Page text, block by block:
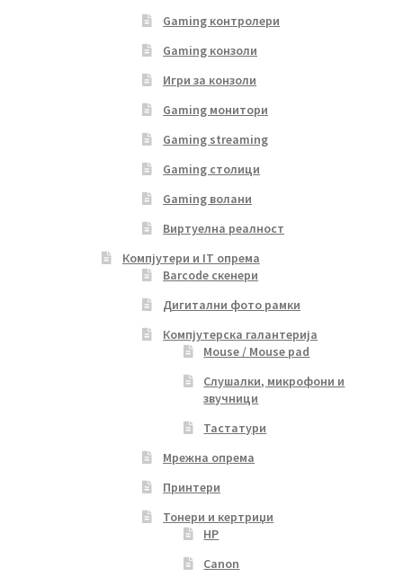
Gaming контролери
Gaming конзоли
Игри за конзоли
Gaming монитори
Gaming streaming
Gaming столици
Gaming волани
Виртуелна реалност
Компјутери и IT опрема
Barcode скенери
Дигитални фото рамки
Компјутерска галантерија
Mouse / Mouse pad
Слушалки, микрофони и
звучници
Тастатури
Мрежна опрема
Принтери
Тонери и кертриџи
HP
Canon